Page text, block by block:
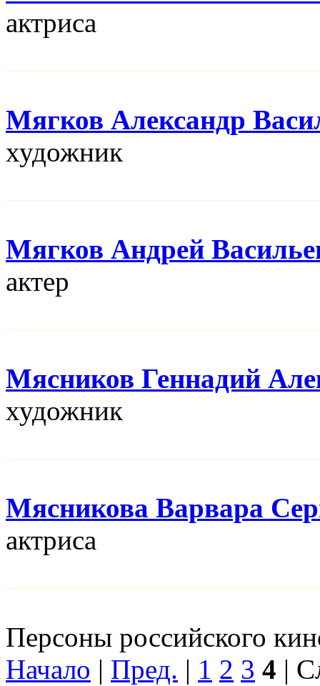
актриса
Мягков Александр
художник
Мягков Андрей
актер
Мясников Геннадий
художник
Мясникова Варвара
актриса
Персоны российского
Начало | Пред. | 1 2 3 4 |